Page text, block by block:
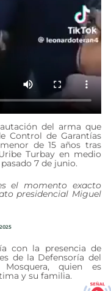
del arma que
Control de Garantías
de 15 años tras
Turbay en medio
7 de junio.
el momento exacto
presidencial Miguel
con la presencia de
de la Defensoría del
quien es
y su familia.